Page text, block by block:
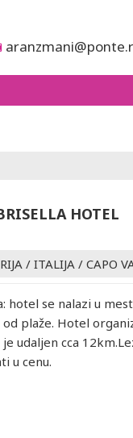
HOTEL
/ ITALIJA / CAPO
hotel se nalazi u
od plaže. Hotel
udaljen cca
u cenu.